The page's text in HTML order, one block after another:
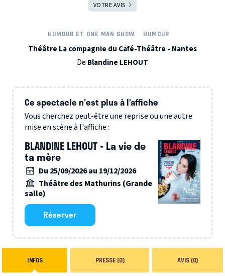
VOTRE AVIS
HUMOUR ET ONE MAN SHOW HUMOUR
Théâtre La compagnie du Café-Théâtre - Nantes
De Blandine LEHOUT
Ce spectacle n'est plus à l’affiche
Vous cherchez peut-être une reprise ou une autre
mise en scène à l'affiche :
BLANDINE LEHOUT - La vie de
ta mère
Du 25/09/2026 au 19/12/2026
Théâtre des Mathurins (Grande
salle)
Réserver
INFOS PRESSE (0) AVIS (0)